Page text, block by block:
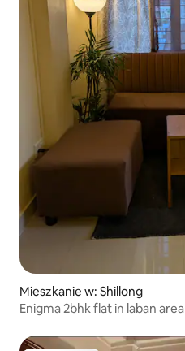
Mieszkanie w: Shillong
Enigma 2bhk flat in laban area